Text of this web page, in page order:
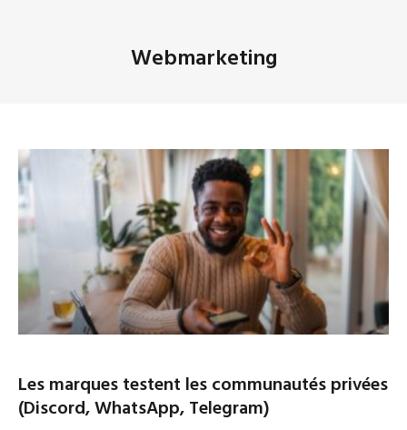
Webmarketing
Les marques testent les communautés privées
(Discord, WhatsApp, Telegram)